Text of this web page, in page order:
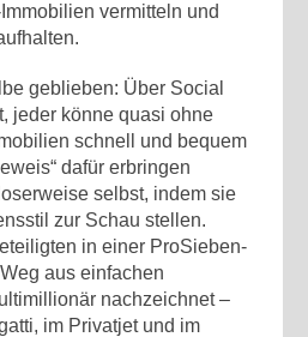
vermitteln und
geblieben: Über Social
jeder könne quasi ohne
schnell und bequem
dafür erbringen
selbst, indem sie
zur Schau stellen.
in einer ProSieben-
aus einfachen
nachzeichnet –
im Privatjet und im